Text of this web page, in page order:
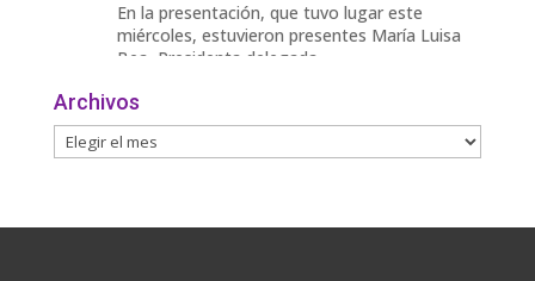
En la presentación, que tuvo lugar este
miércoles, estuvieron presentes María Luisa
Bea, Presidenta delegada
Twitter
📢ℹ️ El Gobierno acelera la electrificación
Archivos